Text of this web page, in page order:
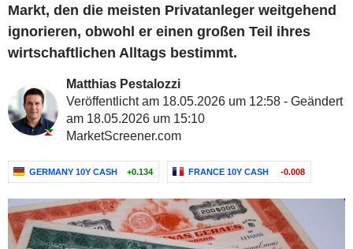
Markt, den die meisten Privatanleger weitgehend
ignorieren, obwohl er einen großen Teil ihres
wirtschaftlichen Alltags bestimmt.
Matthias Pestalozzi
Veröffentlicht am 18.05.2026 um 12:58 - Geändert
am 18.05.2026 um 15:10
MarketScreener.com
GERMANY 10Y CASH +0.134 FRANCE 10Y CASH -0.008